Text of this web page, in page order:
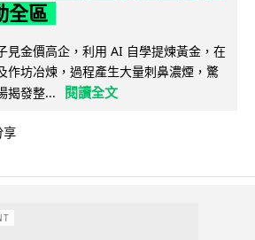
全區
見金價高企，利用 AI 自學提煉黃金，在
作坊冶煉，過程產生大量刺鼻濃煙，驚
揭發整...
閱讀全文
享